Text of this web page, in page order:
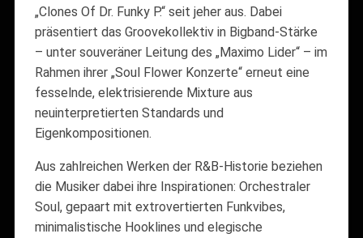
„Clones Of Dr. Funky P.“ seit jeher aus. Dabei
präsentiert das Groovekollektiv in Bigband-Stärke
– unter souveräner Leitung des „Maximo Lider“ – im
Rahmen ihrer „Soul Flower Konzerte“ erneut eine
fesselnde, elektrisierende Mixture aus
neuinterpretierten Standards und
Eigenkompositionen.
Aus zahlreichen Werken der R&B-Historie beziehen
die Musiker dabei ihre Inspirationen: Orchestraler
Soul, gepaart mit extrovertierten Funkvibes,
minimalistische Hooklines und elegische